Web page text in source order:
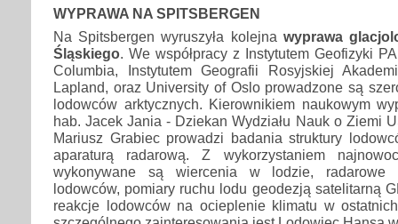
WYPRAWA NA SPITSBERGEN
Na Spitsbergen wyruszyła kolejna wyprawa
Śląskiego. We współpracy z Instytutem Geofizyki
Columbia, Instytutem Geografii Rosyjskiej
Lapland, oraz University of Oslo prowadzone są
lodowców arktycznych. Kierownikiem naukowym
hab. Jacek Jania - Dziekan Wydziału Nauk o Ziemi
Mariusz Grabiec prowadzi badania struktury
aparaturą radarową. Z wykorzystaniem
wykonywane są wiercenia w lodzie, radarowe
lodowców, pomiary ruchu lodu geodezją satelitarną
reakcje lodowców na ocieplenie klimatu w